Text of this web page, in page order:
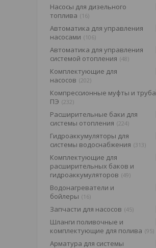
Насосы для дизельного
топлива
16
Автоматика для управления
насосами
106
Автоматика для управления
системой отопления 48
Комплектующие для
насосов 202
Компрессионные муфты и труба
ПЭ 232
Расширительные баки для
системы отопления 224
Гидроаккумуляторы для
системы водоснабжения 313
Комплектующие для
расширительных баков и
гидроаккумуляторов 49
Водонагреватели и
бойлеры
16
Запчасти для насосов 45
Шланги поливочные и
комплектующие для полива 95
Арматура для системы